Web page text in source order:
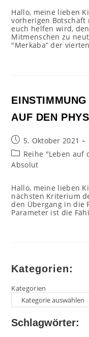
Hallo, meine lieben
vorherigen
euch helfen wird,
Mitmenschen zu
"Merkaba“ der
AUF DEN
Beitrag
veröffentlicht:
5. Oktober 2021
Beitrags-
Kategorie:
Reihe "Leben auf
Absolut
Hallo, meine lieben
nächsten Kriterium
den Übergang in die
Parameter ist die
Kategorien:
Kategorien
Schlagwörter: